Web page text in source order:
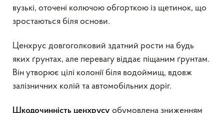
вузькі, оточені колючою обгорткою із щетинок, що
зростаються біля основи.
Ценхрус довгоголковий здатний рости на будь
яких ґрунтах, але перевагу віддає піщаним ґрунтам.
Він утворює цілі колонії біля водоймищ, вдовж
залізничних колій та автомобільних доріг.
Шкодочинність ценхрусу обумовлена зниженням